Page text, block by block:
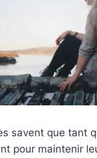
savent que tant
pour maintenir